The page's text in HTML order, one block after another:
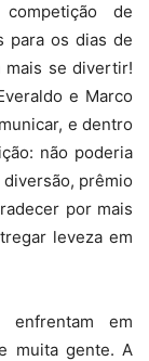
de
para os dias de
mais se divertir!
e Marco
e dentro
não poderia
prêmio
por mais
leveza em
em
muita gente. A